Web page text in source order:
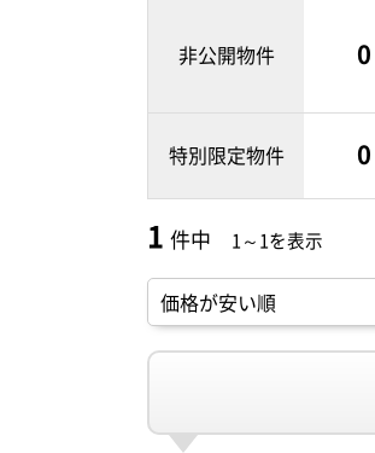
非公開物件 0
特別限定物件 0
1 件中 1～1を表示